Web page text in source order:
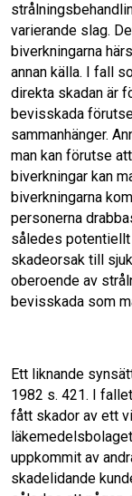
varierande slag.
biverkningarna
annan källa. I fall
direkta skadan är
bevisskada
sammanhänger.
man kan förutse
biverkningar kan
biverkningarna
personerna
således potentiellt
skadeorsak till
oberoende av
bevisskada som
Ett liknande
1982 s. 421. I
fått skador av ett
uppkommit av
skadelidande